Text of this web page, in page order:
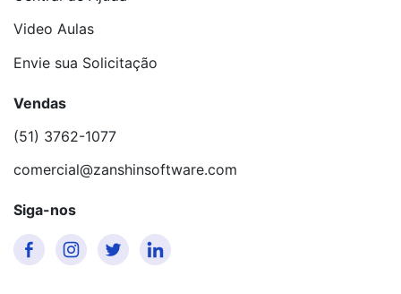
Video Aulas
Envie sua Solicitação
Vendas
(51) 3762-1077
comercial@zanshinsoftware.com
Siga-nos